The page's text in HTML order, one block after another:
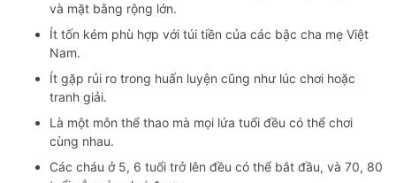
và mặt bằng rộng lớn.
Ít tốn kém phù hợp với túi tiền của các bậc cha mẹ Việt
Nam.
Ít gặp rủi ro trong huấn luyện cũng như lúc chơi hoặc
tranh giải.
Là một môn thể thao mà mọi lứa tuổi đều có thể chơi
cùng nhau.
Các cháu ở 5, 6 tuổi trở lên đều có thể bắt đầu, và 70, 80